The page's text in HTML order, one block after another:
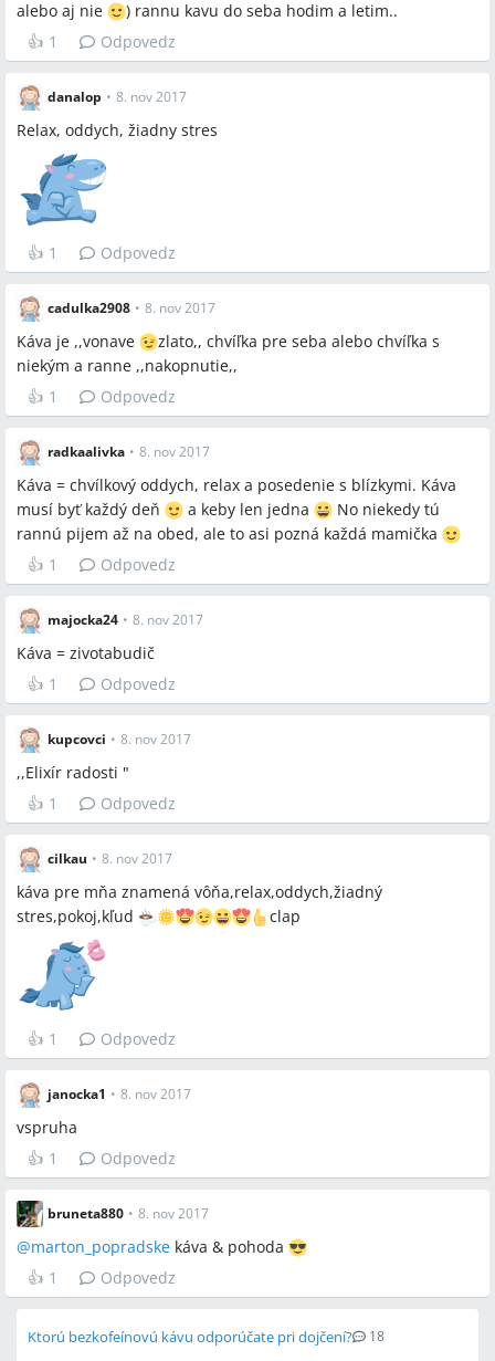
alebo aj nie
) rannu kavu do seba hodim a letim..
👍 1 Odpovedz
danalop • 8. nov 2017
Relax, oddych, žiadny stres
👍 1 Odpovedz
cadulka2908 • 8. nov 2017
Káva je ,,vonave
zlato,, chvíľka pre seba alebo chvíľka s
niekým a ranne ,,nakopnutie,,
👍 1 Odpovedz
radkaalivka • 8. nov 2017
Káva = chvílkový oddych, relax a posedenie s blízkymi. Káva
musí byť každý deň
a keby len jedna
No niekedy tú
rannú pijem až na obed, ale to asi pozná každá mamička
👍 1 Odpovedz
majocka24 • 8. nov 2017
Káva = zivotabudič
👍 1 Odpovedz
kupcovci • 8. nov 2017
,,Elixír radosti "
👍 1 Odpovedz
cilkau • 8. nov 2017
káva pre mňa znamená vôňa,relax,oddych,žiadný
stres,pokoj,kľud
clap
👍 1 Odpovedz
janocka1 • 8. nov 2017
vspruha
👍 1 Odpovedz
bruneta880 • 8. nov 2017
@marton_popradske káva & pohoda
👍 1 Odpovedz
Ktorú bezkofeínovú kávu odporúčate pri dojčení? 18